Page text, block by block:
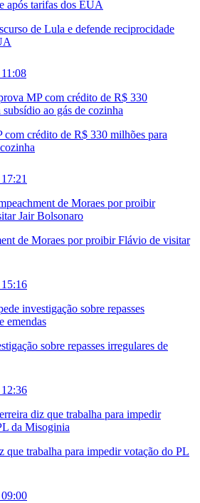
de Lula e defende reciprocidade
com crédito de R$ 330 milhões para
de Moraes por proibir Flávio de visitar
sobre repasses irregulares de
que trabalha para impedir votação do PL